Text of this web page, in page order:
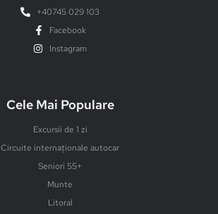
+40745 029 103
Facebook
Instagram
Cele Mai Populare
Excursii de 1 zi
Circuite internaționale autocar
Seniori 55+
Munte
Litoral